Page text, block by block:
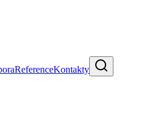
ReferenceKontakty